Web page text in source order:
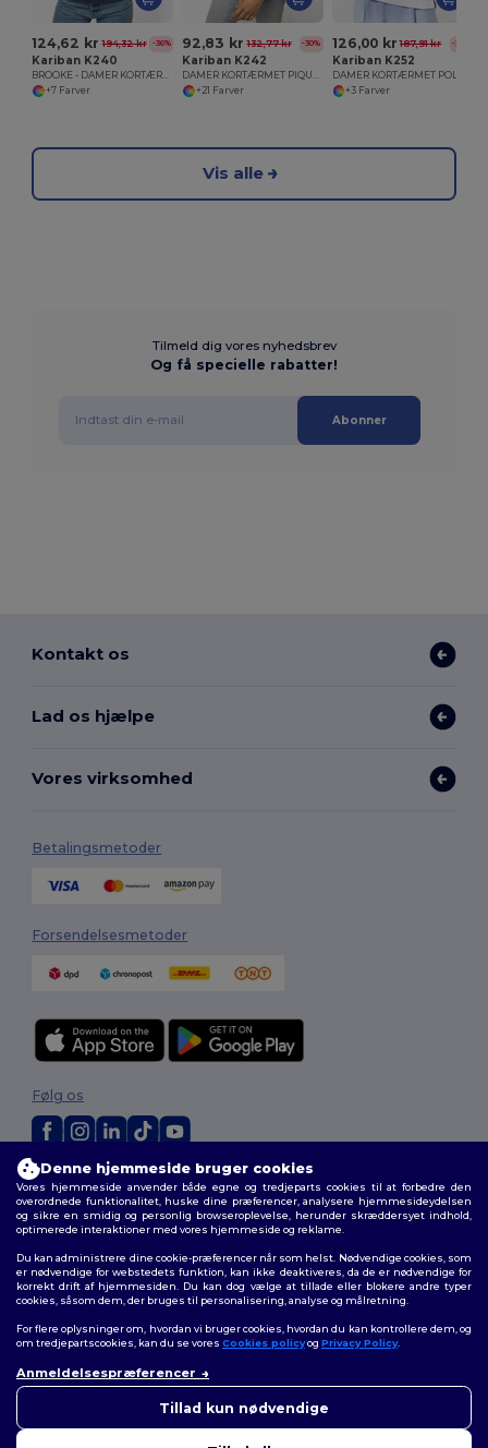
124,62 kr 194,32 kr -36%
Kariban K240
+7 Farver
92,83 kr 132,77 kr -30%
Kariban K242
+21 Farver
126,00 kr 187,91 kr -33%
Kariban K252
+3 Farver
Vis alle
Tilmeld dig vores nyhedsbrev
Og få specielle rabatter!
Abonner
Kontakt os
Lad os hjælpe
Vores virksomhed
Betalingsmetoder
Forsendelsesmetoder
2026. Alle rettigheder forbeholdes
Vilkår og Betingelser| Tilpasset politik|Fortrolighedspolitik|Politik for
cookies|Sitemap
Følg os
Denne hjemmeside bruger cookies
Vores hjemmeside anvender både egne og tredjeparts cookies til at forbedre den
overordnede funktionalitet, huske dine præferencer, analysere hjemmesideydelsen
og sikre en smidig og personlig browseroplevelse, herunder skræddersyet indhold,
optimerede interaktioner med vores hjemmeside og reklame.
Du kan administrere dine cookie-præferencer når som helst. Nødvendige cookies, som
er nødvendige for webstedets funktion, kan ikke deaktiveres, da de er nødvendige for
korrekt drift af hjemmesiden. Du kan dog vælge at tillade eller blokere andre typer
cookies, såsom dem, der bruges til personalisering, analyse og målretning.
For flere oplysninger om, hvordan vi bruger cookies, hvordan du kan kontrollere dem, og
om tredjepartscookies, kan du se vores Cookies policyog Privacy Policy.
Anmeldelsespræferencer
Tillad kun nødvendige
bekymringer, kan du kontakte